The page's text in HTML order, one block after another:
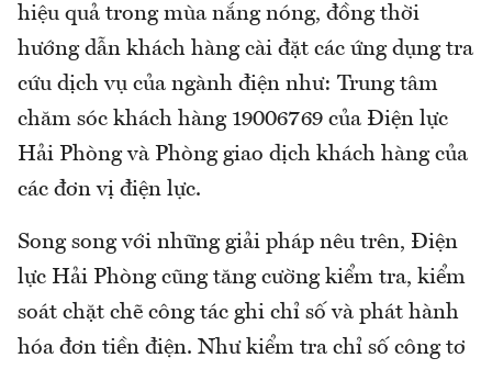
hiệu quả trong mùa nắng nóng, đồng thời
hướng dẫn khách hàng cài đặt các ứng dụng tra
cứu dịch vụ của ngành điện như: Trung tâm
chăm sóc khách hàng 19006769 của Điện lực
Hải Phòng và Phòng giao dịch khách hàng của
các đơn vị điện lực.
Song song với những giải pháp nêu trên, Điện
lực Hải Phòng cũng tăng cường kiểm tra, kiểm
soát chặt chẽ công tác ghi chỉ số và phát hành
hóa đơn tiền điện. Như kiểm tra chỉ số công tơ